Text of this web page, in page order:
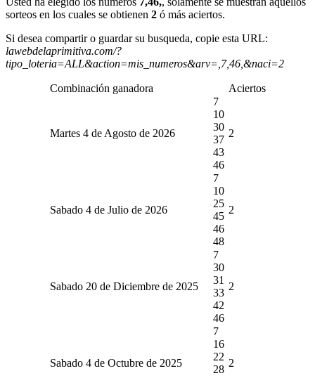
sorteos en los cuales se obtienen 2 ó más aciertos.
Si desea compartir o guardar su busqueda, copie esta URL:
lawebdelaprimitiva.com/?
tipo_loteria=ALL&action=mis_numeros&arv=,7,46,&naci=2
Combinación ganadora Aciertos
Martes 4 de Agosto de 2026
7
10
30
37
43
46
2
Sabado 4 de Julio de 2026
7
10
25
45
46
48
2
Sabado 20 de Diciembre de 2025
7
30
31
33
42
46
2
Sabado 4 de Octubre de 2025
7
16
22
28
2